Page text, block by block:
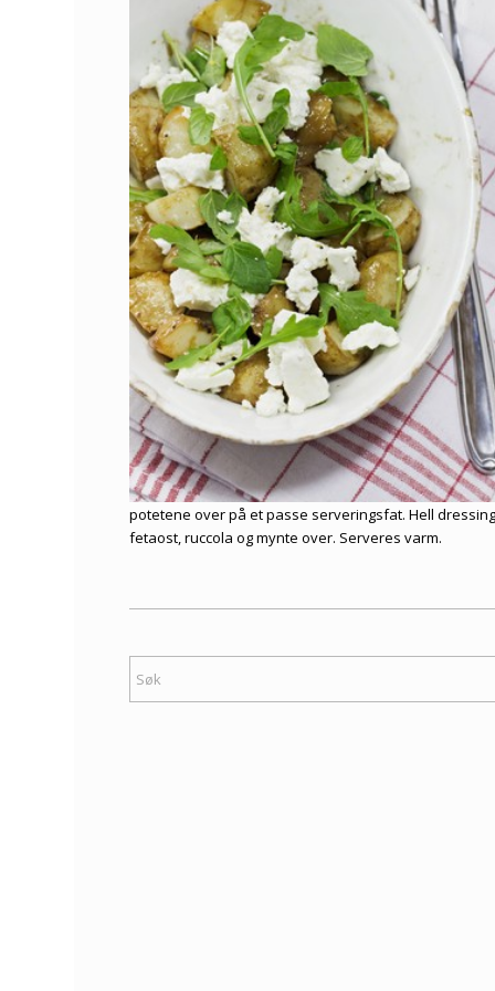
potetene over på et passe serveringsfat. Hell
fetaost, ruccola og mynte over. Serveres varm.